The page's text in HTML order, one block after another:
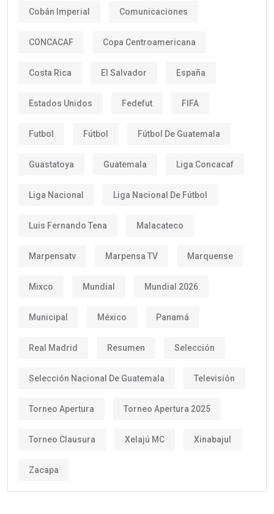
Cobán Imperial Comunicaciones
CONCACAF Copa Centroamericana
Costa Rica El Salvador España
Estados Unidos Fedefut FIFA
Futbol Fútbol Fútbol De Guatemala
Guastatoya Guatemala Liga Concacaf
Liga Nacional Liga Nacional De Fútbol
Luis Fernando Tena Malacateco
Marpensatv Marpensa TV Marquense
Mixco Mundial Mundial 2026
Municipal México Panamá
Real Madrid Resumen Selección
Selección Nacional De Guatemala Televisión
Torneo Apertura Torneo Apertura 2025
Torneo Clausura Xelajú MC Xinabajul
Zacapa